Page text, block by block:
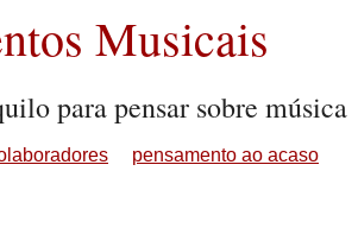
Musicais
para pensar sobre música
pensamento ao acaso